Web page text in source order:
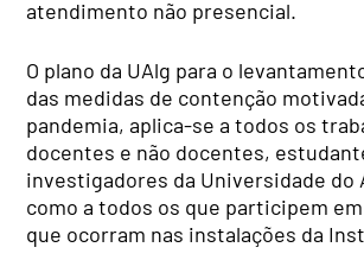
atendimento não presencial.
O plano da UAlg para o
das medidas de contenção
pandemia, aplica-se a todos os
docentes e não docentes,
investigadores da Universidade do
como a todos os que participem
que ocorram nas instalações da